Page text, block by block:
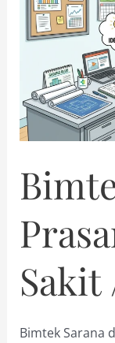
Sakit
Bimtek Sarana